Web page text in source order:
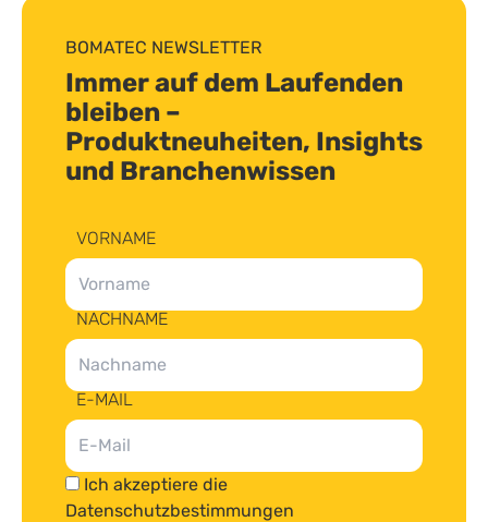
BOMATEC NEWSLETTER
Immer auf dem Laufenden
bleiben –
Produktneuheiten, Insights
und Branchenwissen
VORNAME
NACHNAME
E-MAIL
Ich akzeptiere die
Datenschutzbestimmungen